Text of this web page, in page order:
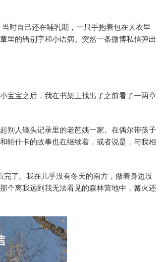
时自己还在哺乳期，一只手抱着包在大衣里
里的错别字和小语病。突然一条微博私信弹出
宝宝之后，我在书架上找出了之前看了一两章
别人镜头记录里的老芭姨一家。在偶尔带孩子
帕什卡的故事也在继续着，或者说是，与我相
了。我在几乎没有冬天的南方，做着身边没
个离我远到我无法看见的森林营地中，篝火还